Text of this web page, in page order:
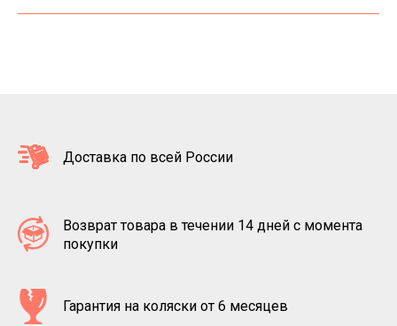
Доставка по всей России
Возврат товара в течении 14 дней с момента
покупки
Гарантия на коляски от 6 месяцев